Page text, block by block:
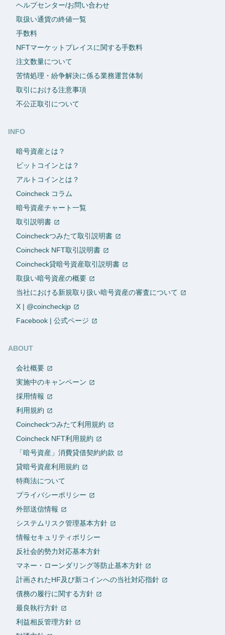
ヘルプセンター/お問い合わせ
取扱い通貨の終値一覧
手数料
NFTマーケットプレイスに関する手数料
注文数量について
苦情処理・紛争解決に係る業務運営体制
取引における注意事項
不公正取引について
INFO
暗号資産とは？
ビットコインとは？
アルトコインとは？
Coincheck コラム
暗号資産チャート一覧
取引説明書
Coincheckつみたて取引説明書
Coincheck NFT取引説明書
Coincheck貸暗号資産取引説明書
取扱い暗号資産の概要
当社における新規取り扱い暗号資産の審査について
X | @coincheckjp
Facebook | 公式ページ
ABOUT
会社概要
実施中のキャンペーン
採用情報
利用規約
Coincheckつみたて利用規約
Coincheck NFT利用規約
「暗号資産」消費貸借契約約款
貸暗号資産利用規約
特商法について
プライバシーポリシー
外部送信情報
システムリスク管理基本方針
情報セキュリティポリシー
反社会的勢力対応基本方針
マネー・ローンダリング等防止基本方針
計画されたHF及び新コインへの当社対応指針
債務の履行に関する方針
最良執行方針
利益相反管理方針